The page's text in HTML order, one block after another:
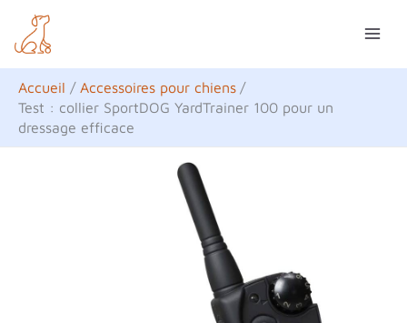
contenu
Accueil
Accessoires pour chiens
Test : collier SportDOG YardTrainer 100 pour un
dressage efficace
e
c
h
e